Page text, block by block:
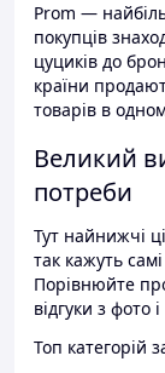
Prom —
покупців
цуциків до
країни
товарів в
Великий
потреби
Тут найнижчі
так кажуть
Порівнюйте
відгуки з фото
Топ категорій